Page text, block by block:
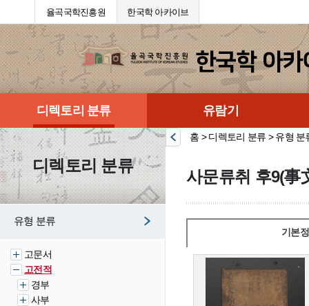
율곡국학진흥원 한국학 아카이브
디렉토리 분류 유람기
디렉토리 분류
유형 분류
고문서
고전적
경부
사부
홈 > 디렉토리 분류 > 유형 분
사문류취 후9(事
기본